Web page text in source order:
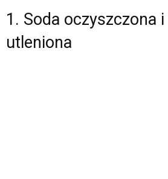
1. Soda oczyszczona
utleniona